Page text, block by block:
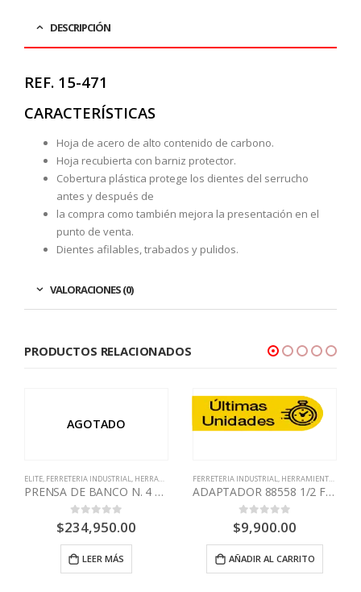
DESCRIPCIÓN
REF. 15-471
CARACTERÍSTICAS
Hoja de acero de alto contenido de carbono.
Hoja recubierta con barniz protector.
Cobertura plástica protege los dientes del serrucho
antes y después de
la compra como también mejora la presentación en el
punto de venta.
Dientes afilables, trabados y pulidos.
VALORACIONES (0)
PRODUCTOS RELACIONADOS
AGOTADO
ELITE, FERRETERIA INDUSTRIAL, HERRAMIENTA MANUAL
PRENSA DE BANCO N. 4 GIRATORIA
0out of 5
$234,950.00
LEER MÁS
FERRETERIA INDUSTRIAL, HERRAMIENTA MANUAL
ADAPTADOR 88558 1/2 F-3/4 M STANLEY
0out of 5
$9,900.00
AÑADIR AL CARRITO